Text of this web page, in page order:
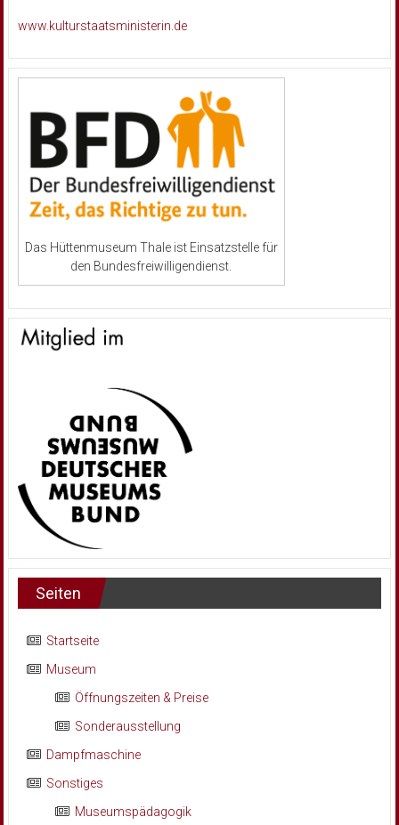
www.kulturstaatsministerin.de
Das Hüttenmuseum Thale ist Einsatzstelle für
den Bundesfreiwilligendienst.
Seiten
Startseite
Museum
Öffnungszeiten & Preise
Sonderausstellung
Dampfmaschine
Sonstiges
Museumspädagogik